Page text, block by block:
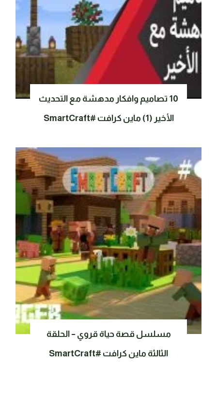
10 تصاميم وافكار مدهشة مع التحديث
الأخير (1) ماين كرافت #SmartCraft
مسلسل قصة حياة قروي – الحلقة
الثالثة ماين كرافت #SmartCraft